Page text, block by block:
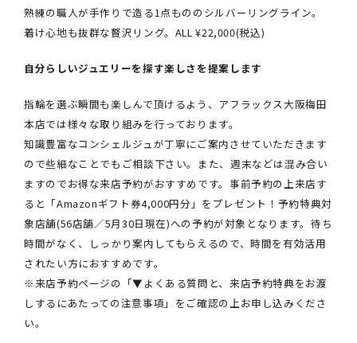
熟練の職人が手作りで造る1点もののシルバーリングライン。
着け心地も抜群な贅沢リング。ALL ¥22,000(税込)
自分らしいジュエリーを探す楽しさを提案します
指輪を選ぶ瞬間も楽しんで頂けるよう、アフラックス大阪梅田
本店では様々な取り組みを行っております。
知識豊富なコンシェルジュが丁寧にご案内させていただきます
ので些細なことでもご相談下さい。また、週末などは混み合い
ますのでお得な来店予約がおすすめです。事前予約の上来店す
ると「Amazonギフト券4,000円分」をプレゼント！予約特典対
象店舗(56店舗／5月30日現在)への予約が対象となります。待ち
時間がなく、しっかり案内してもらえるので、時間を有効活用
されたい方におすすめです。
※来店予約ページの「▼よくある質問と、来店予約特典をお渡
しするにあたっての注意事項」をご確認の上お申し込みくださ
い。